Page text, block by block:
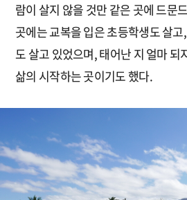
람이 살지 않을 것만 같은 곳에 드문
곳에는 교복을 입은 초등학생도 살
도 살고 있었으며, 태어난 지 얼마 되
삶의 시작하는 곳이기도 했다.